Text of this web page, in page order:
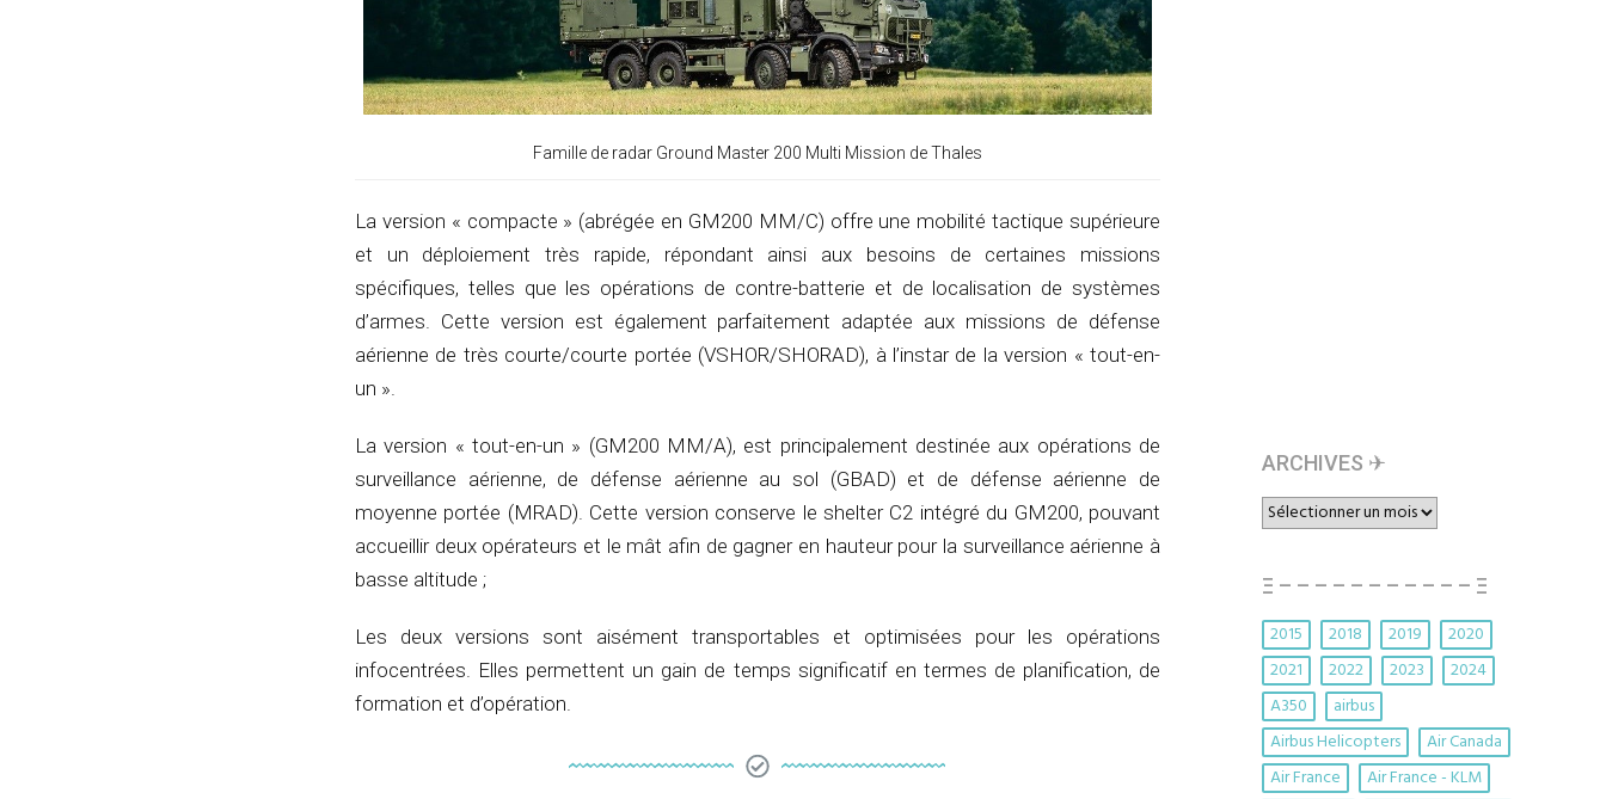
Famille de radar Ground Master 200 Multi Mission de Thales
La version « compacte » (abrégée en GM200 MM/C) offre une mobilité tactique supérieure
et un déploiement très rapide, répondant ainsi aux besoins de certaines missions
spécifiques, telles que les opérations de contre-batterie et de localisation de systèmes
d’armes. Cette version est également parfaitement adaptée aux missions de défense
aérienne de très courte/courte portée (VSHOR/SHORAD), à l’instar de la version « tout-en-
un ».
La version « tout-en-un » (GM200 MM/A), est principalement destinée aux opérations de
surveillance aérienne, de défense aérienne au sol (GBAD) et de défense aérienne de
moyenne portée (MRAD). Cette version conserve le shelter C2 intégré du GM200, pouvant
accueillir deux opérateurs et le mât afin de gagner en hauteur pour la surveillance aérienne à
basse altitude ;
Les deux versions sont aisément transportables et optimisées pour les opérations
infocentrées. Elles permettent un gain de temps significatif en termes de planification, de
formation et d’opération.
ARCHIVES ✈︎
ARCHIVES
✈︎
Ξ – – – – – – – – – – – Ξ
2015 2018 2019
2020
2021
2022 2023
2024
A350
airbus
Airbus Helicopters
Air Canada
Air France
Air France - KLM